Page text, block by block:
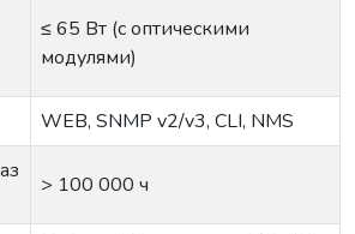
≤ 65 Вт (с оптическими
модулями)
WEB, SNMP v2/v3, CLI, NMS
> 100 000 ч